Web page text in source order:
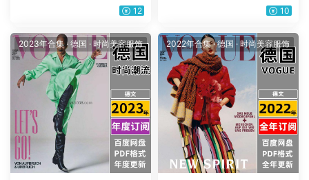
势时装服饰美容穿搭设计杂志
12
势时装服饰美容穿搭设计杂志
10
2023年合集· 德国 · 时尚美容服饰 2022年合集·德国 · 时尚美容服饰